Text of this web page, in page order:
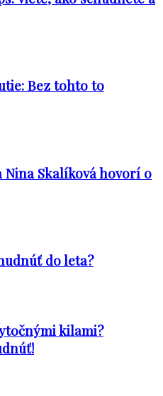
Bez tohto to
Nina Skalíková hovorí o
do leta?
kilami?